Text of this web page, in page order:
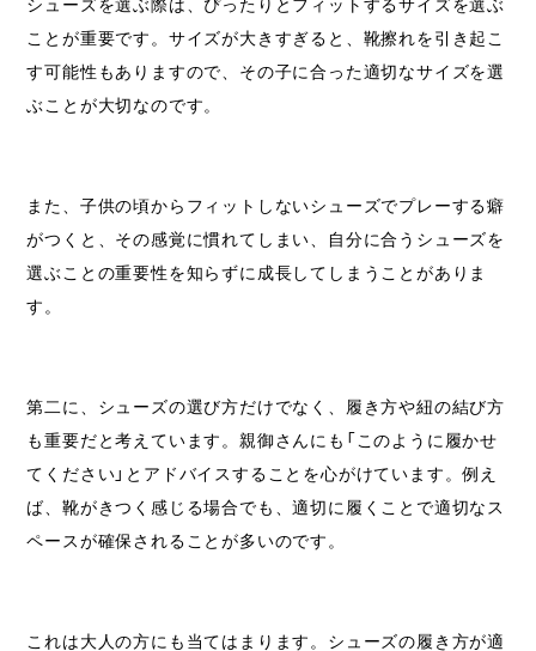
シューズを選ぶ際は、ぴったりとフィットするサイズを選ぶ
ことが重要です。サイズが大きすぎると、靴擦れを引き起こ
す可能性もありますので、その子に合った適切なサイズを選
ぶことが大切なのです。
また、子供の頃からフィットしないシューズでプレーする癖
がつくと、その感覚に慣れてしまい、自分に合うシューズを
選ぶことの重要性を知らずに成長してしまうことがありま
す。
第二に、シューズの選び方だけでなく、履き方や紐の結び方
も重要だと考えています。親御さんにも「このように履かせ
てください」とアドバイスすることを心がけています。例え
ば、靴がきつく感じる場合でも、適切に履くことで適切なス
ペースが確保されることが多いのです。
これは大人の方にも当てはまります。シューズの履き方が適